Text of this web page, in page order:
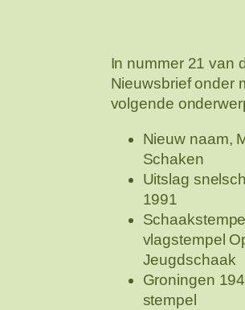
In nummer 21 van
Nieuwsbrief onder
volgende
Nieuw naam,
Schaken
Uitslag
1991
vlagstempel
Jeugdschaak
Groningen
stempel